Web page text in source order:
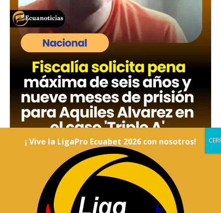
¡ Vive la LigaPro Ecuabet 2026 con nosotros!